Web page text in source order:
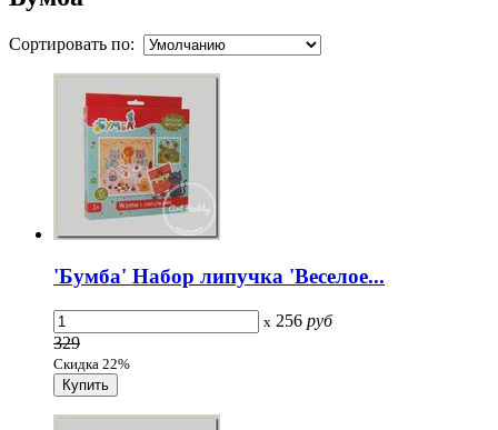
Сортировать по:
'Бумба' Набор липучка 'Веселое...
x 256 руб
329
Скидка 22%